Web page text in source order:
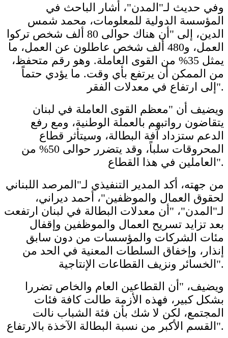
وفي حديث لـ"المدن"، أشار الباحث في
المؤسسة الدولية للمعلومات، محمد شمس
الدين، إلى "أن هناك حوالى 80 ألف شخص تركوا
العمل، و480 ألف شخص عاطلون عن العمل، ما
يمثل 35% من القوى العاملة. وهو رقم متحفظ،
من الممكن أن يرتفع بأي وقت. ما يؤدي حتماً
إلى ارتفاع في معدلات الفقر".
ويضيف أن "معظم القوى العاملة في لبنان
يتقاضون رواتبهم بالعملة الوطنية، ومع رفع
الدعم ستزداد آفة البطالة، وسيتأثر قطاع
المحروقات سلباً، وقد يتضرر حوالى 50% من
العاملين في هذا القطاع".
من جهته، أكد المدير التنفيذي لـ"المرصد اللبناني
لحقوق العمال والموظفين"، أحمد ديراني،
لـ"المدن"، "أن معدلات البطالة في لبنان ارتفعت
بعد تزايد تسريح العمال والموظفين وإقفال
مئات الشركات والمؤسسات من دون سابق
إنذار، وإخفاق السلطات المعنية في الحد من
الخسائر ونزيف القطاعات الإنتاجية".
ويضيف، "أن القطاعين العام والخاص تضررا
بشكل كبير، فهذه الأزمة طالت كافة فئات
المجتمع، لكن لا شك بأن فئة الشباب نالت
القسم الأكبر من نسبة البطالة الآخذة بالارتفاع".